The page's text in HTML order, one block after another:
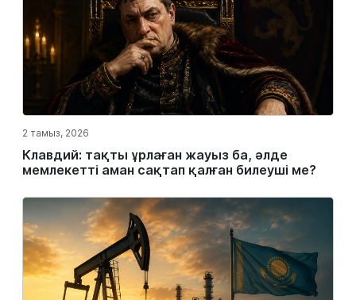
2 тамыз, 2026
Клавдий: тақты ұрлаған жауыз ба, әлде
мемлекетті аман сақтап қалған билеуші ме?